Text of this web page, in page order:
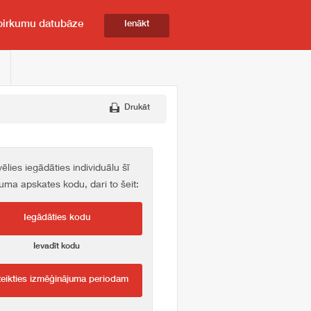
datubāze Ienākt
Drukāt
iegādāties individuālu šī
apskates kodu, dari to šeit:
Iegādāties kodu
Ievadīt kodu
izmēģinājuma periodam